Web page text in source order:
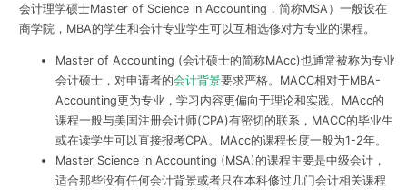
会计理学硕士Master of Science in Accounting，简称MSA）一般设在
商学院，MBA的学生和会计专业学生可以互相选修对方专业的课程。
Master of Accounting (会计硕士的简称MAcc)也通常被称为专业
会计硕士，对申请者的会计背景要求严格。MACC相对于MBA-
Accounting更为专业，学习内容更偏向于理论和实践。MAcc的
课程一般与美国注册会计师(CPA)有密切的联系，MACC的毕业生
或在读学生可以直接报考CPA。MAcc的课程长度一般为1-2年。
Master Science in Accounting (MSA)的课程主要是中级会计，
适合那些没有任何会计背景或者只在本科修过几门会计相关课程